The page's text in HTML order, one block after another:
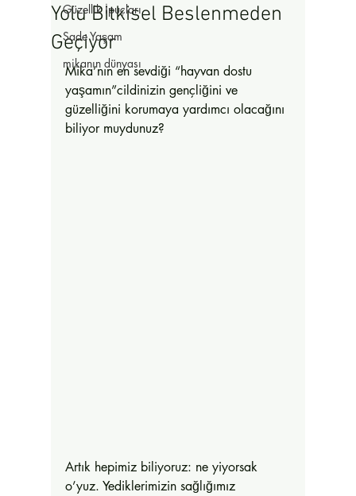
Güzellik İpuçları
Sade Yaşam
mikanın dünyası
Yolu Bitkisel Beslenmeden
Geçiyor
Mika’nın en sevdiği “hayvan dostu
yaşamın”cildinizin gençliğini ve
güzelliğini korumaya yardımcı olacağını
biliyor muydunuz?
Artık hepimiz biliyoruz: ne yiyorsak
o’yuz. Yediklerimizin sağlığımız